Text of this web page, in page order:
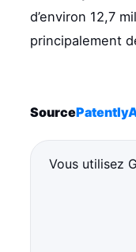
d’environ 12,7
principalement
Source
Vous utilisez